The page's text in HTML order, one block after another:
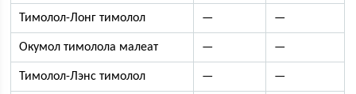
Тимолол-Лонг тимолол — —
Окумол тимолола малеат — —
Тимолол-Лэнс тимолол — —